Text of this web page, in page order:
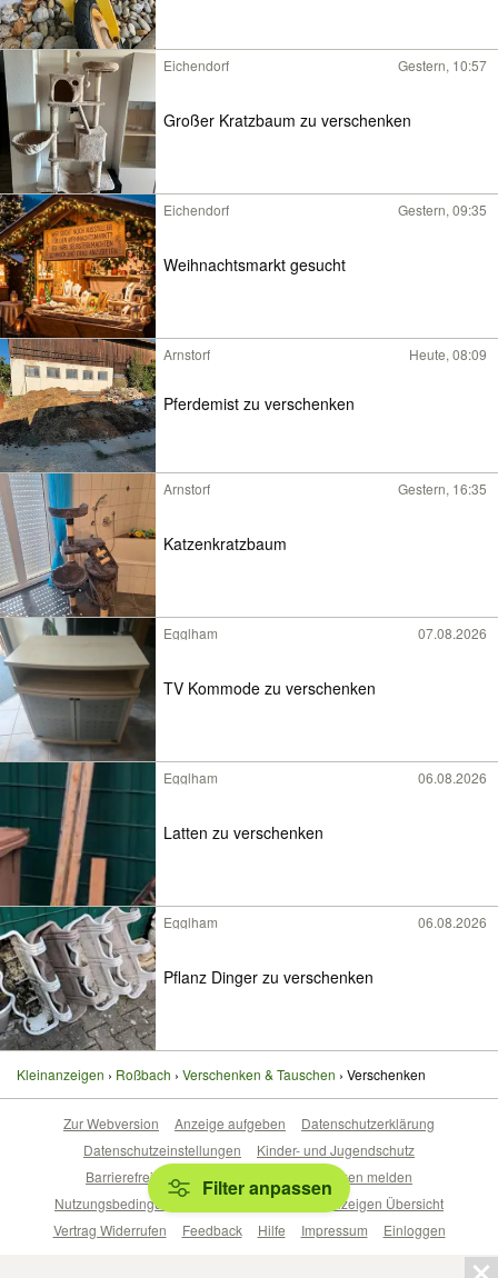
Eichendorf Gestern, 10:57
Großer Kratzbaum zu verschenken
Eichendorf Gestern, 09:35
Weihnachtsmarkt gesucht
Arnstorf Heute, 08:09
Pferdemist zu verschenken
Arnstorf Gestern, 16:35
Katzenkratzbaum
Egglham 07.08.2026
TV Kommode zu verschenken
Egglham 06.08.2026
Latten zu verschenken
Egglham 06.08.2026
Pflanz Dinger zu verschenken
Kleinanzeigen Roßbach Verschenken & Tauschen Verschenken
Filter anpassen
Zur Webversion Anzeige aufgeben
Datenschutzerklärung
Datenschutzeinstellungen
Kinder- und Jugendschutz
Barrierefreiheitserklärung
Sicherheitslücken melden
Nutzungsbedingungen
Beliebte Suchen
Anzeigen Übersicht
Vertrag Widerrufen
Feedback Hilfe Impressum Einloggen